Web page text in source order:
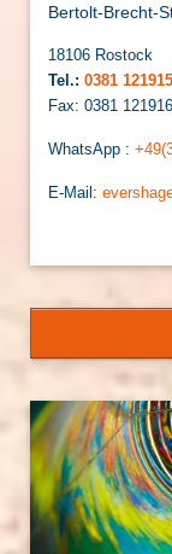
Bertolt-Brecht-
18106 Rostock
Tel.: 0381
Fax: 0381
WhatsApp :
E-Mail: